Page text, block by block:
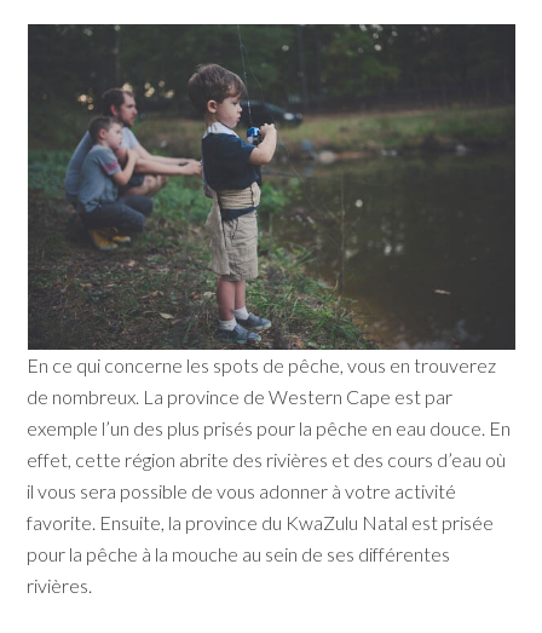
En ce qui concerne les spots de pêche, vous en trouverez
de nombreux. La province de Western Cape est par
exemple l’un des plus prisés pour la pêche en eau douce. En
effet, cette région abrite des rivières et des cours d’eau où
il vous sera possible de vous adonner à votre activité
favorite. Ensuite, la province du KwaZulu Natal est prisée
pour la pêche à la mouche au sein de ses différentes
rivières.